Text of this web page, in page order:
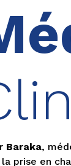
Baraka,
la prise en